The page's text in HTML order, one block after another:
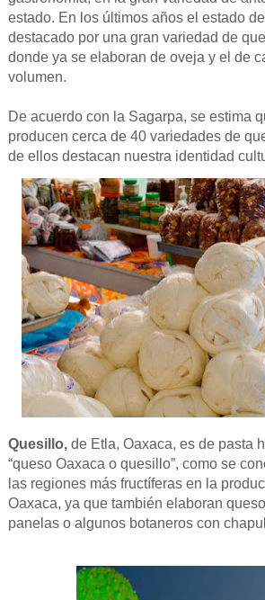
estado. En los últimos años el estado
destacado por una gran variedad de
donde ya se elaboran de oveja y el de
volumen.
De acuerdo con la Sagarpa, se estima
producen cerca de 40 variedades de
de ellos destacan nuestra identidad
Quesillo,de Etla, Oaxaca, es de pasta
“queso Oaxaca o quesillo”, como se
las regiones más fructíferas en la
Oaxaca, ya que también elaboran
panelas o algunos botaneros con